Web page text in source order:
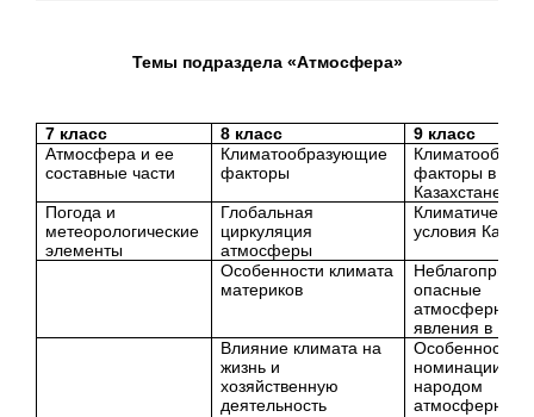
Темы подраздела «Атмосфера»
7 класс 8 класс
9 класс
Атмосфера и ее
составные части
Климатообразующие
факторы
факторы в
Казахстане
Погода и
метеорологические
элементы
Глобальная
циркуляция
атмосферы
Климатические
условия
Особенности климата
материков
опасные
атмосферные
явления в
Влияние климата на
жизнь и
хозяйственную
деятельность
Особенности
номинации
народом
атмосферных